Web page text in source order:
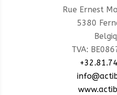
Rue Ernest
5380
TVA: